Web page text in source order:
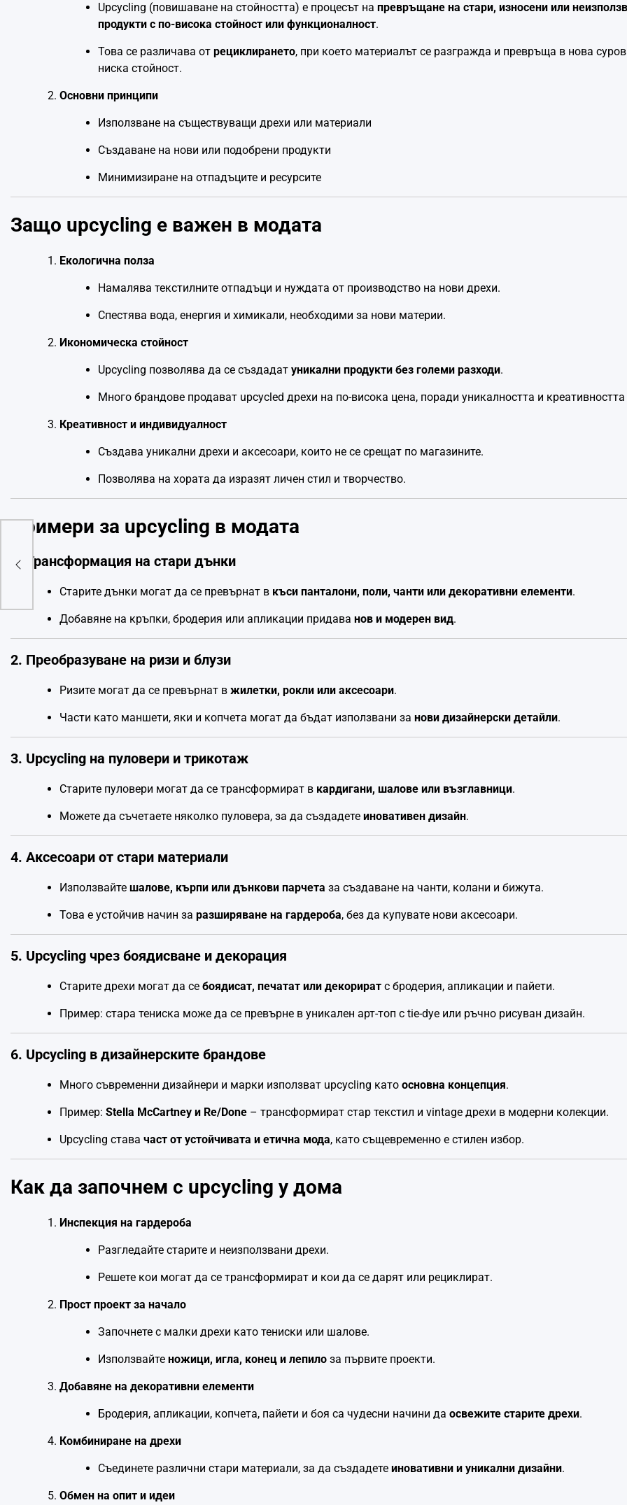
Upcycling (повишаване на стойността) е процесът на превръщане на стари, износени или
продукти с по-висока стойност или функционалност.
Това се различава от рециклирането, при което материалът се разгражда и превръща в нова
ниска стойност.
Основни принципи
Използване на съществуващи дрехи или материали
Създаване на нови или подобрени продукти
Минимизиране на отпадъците и ресурсите
Защо upcycling е важен в модата
Екологична полза
Намалява текстилните отпадъци и нуждата от производство на нови дрехи.
Спестява вода, енергия и химикали, необходими за нови материи.
Икономическа стойност
Upcycling позволява да се създадат уникални продукти без големи разходи.
Много брандове продават upcycled дрехи на по-висока цена, поради уникалността и
Креативност и индивидуалност
Създава уникални дрехи и аксесоари, които не се срещат по магазините.
Позволява на хората да изразят личен стил и творчество.
Примери за upcycling в модата
1. Трансформация на стари дънки
Старите дънки могат да се превърнат в къси панталони, поли, чанти или декоративни елементи.
Добавяне на кръпки, бродерия или апликации придава нов и модерен вид.
2. Преобразуване на ризи и блузи
Ризите могат да се превърнат в жилетки, рокли или аксесоари.
Части като маншети, яки и копчета могат да бъдат използвани за нови дизайнерски детайли.
3. Upcycling на пуловери и трикотаж
Старите пуловери могат да се трансформират в кардигани, шалове или възглавници.
Можете да съчетаете няколко пуловера, за да създадете иновативен дизайн.
4. Аксесоари от стари материали
Използвайте шалове, кърпи или дънкови парчета за създаване на чанти, колани и бижута.
Това е устойчив начин за разширяване на гардероба, без да купувате нови аксесоари.
5. Upcycling чрез боядисване и декорация
Старите дрехи могат да се боядисат, печатат или декорират с бродерия, апликации и пайети.
Пример: стара тениска може да се превърне в уникален арт-топ с tie-dye или ръчно рисуван дизайн.
6. Upcycling в дизайнерските брандове
Много съвременни дизайнери и марки използват upcycling като основна концепция.
Пример: Stella McCartney и Re/Done – трансформират стар текстил и vintage дрехи в модерни колекции.
Upcycling става част от устойчивата и етична мода, като същевременно е стилен избор.
Как да започнем с upcycling у дома
Инспекция на гардероба
Разгледайте старите и неизползвани дрехи.
Решете кои могат да се трансформират и кои да се дарят или рециклират.
Прост проект за начало
Започнете с малки дрехи като тениски или шалове.
Използвайте ножици, игла, конец и лепило за първите проекти.
Добавяне на декоративни елементи
Бродерия, апликации, копчета, пайети и боя са чудесни начини да освежите старите дрехи.
Комбиниране на дрехи
Съединете различни стари материали, за да създадете иновативни и уникални дизайни.
Обмен на опит и идеи
на